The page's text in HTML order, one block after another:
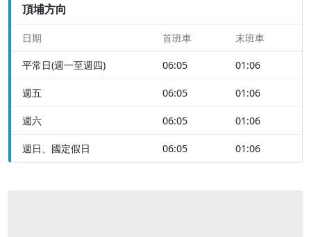
頂埔方向
日期 首班車 末班車
平常日(週一至週四) 06:05 01:06
週五 06:05 01:06
週六 06:05 01:06
週日、國定假日 06:05 01:06